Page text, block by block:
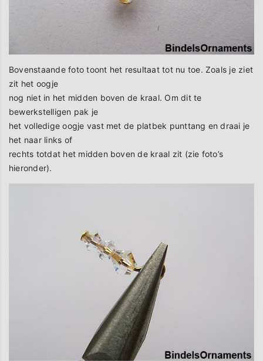
Bovenstaande foto toont het resultaat tot nu toe. Zoals je ziet
zit het oogje
nog niet in het midden boven de kraal. Om dit te
bewerkstelligen pak je
het volledige oogje vast met de platbek punttang en draai je
het naar links of
rechts totdat het midden boven de kraal zit (zie foto’s
hieronder).